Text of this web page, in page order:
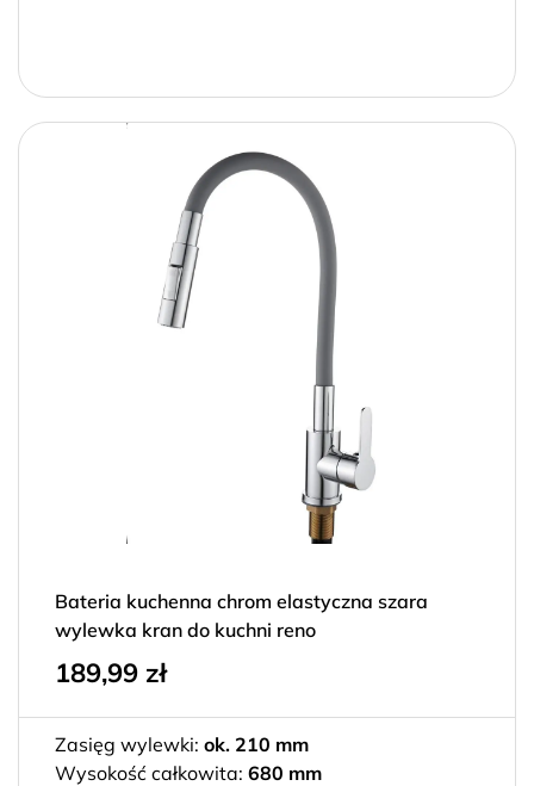
Bateria kuchenna chrom elastyczna szara
wylewka kran do kuchni reno
189,99 zł
Zasięg wylewki: ok. 210 mm
Wysokość całkowita: 680 mm